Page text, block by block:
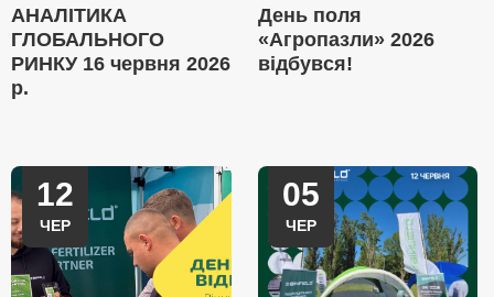
АНАЛІТИКА
ГЛОБАЛЬНОГО
РИНКУ 16 червня 2026
р.
День поля
«Агропазли» 2026
відбувся!
12
ЧЕР
05
ЧЕР